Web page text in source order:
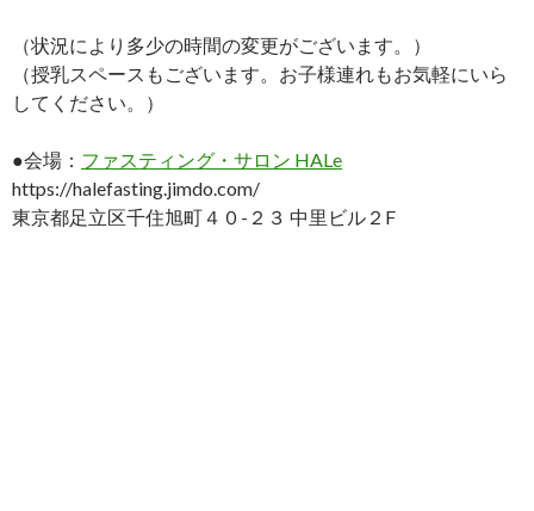
（状況により多少の時間の変更がございます。）
（授乳スペースもございます。お子様連れもお気軽にいら
してください。）
●会場： ファスティング・サロン HALe
https://halefasting.jimdo.com/
東京都足立区千住旭町４０-２３ 中里ビル２F